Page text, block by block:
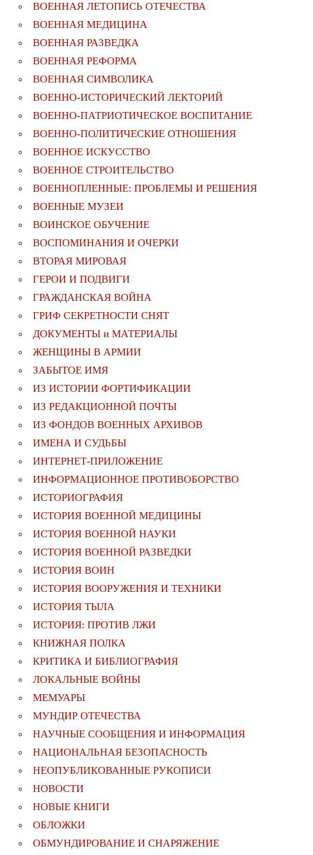
ВОЕННАЯ ЛЕТОПИСЬ ОТЕЧЕСТВА
ВОЕННАЯ МЕДИЦИНА
ВОЕННАЯ РАЗВЕДКА
ВОЕННАЯ РЕФОРМА
ВОЕННАЯ СИМВОЛИКА
ВОЕННО-ИСТОРИЧЕСКИЙ ЛЕКТОРИЙ
ВОЕННО-ПАТРИОТИЧЕСКОЕ ВОСПИТАНИЕ
ВОЕННО-ПОЛИТИЧЕСКИE ОТНОШЕНИЯ
ВОЕННОЕ ИСКУССТВО
ВОЕННОЕ СТРОИТЕЛЬСТВО
ВОЕННОПЛЕННЫЕ: ПРОБЛЕМЫ И РЕШЕНИЯ
ВОЕННЫЕ МУЗЕИ
ВОИНСКОЕ ОБУЧЕНИЕ
ВОСПОМИНАНИЯ И ОЧЕРКИ
ВТОРАЯ МИРОВАЯ
ГЕРОИ И ПОДВИГИ
ГРАЖДАНСКАЯ ВОЙНА
ГРИФ СЕКРЕТНОСТИ СНЯТ
ДОКУМЕНТЫ и МАТЕРИАЛЫ
ЖЕНЩИНЫ В АРМИИ
ЗАБЫТОЕ ИМЯ
ИЗ ИСТОРИИ ФОРТИФИКАЦИИ
ИЗ РЕДАКЦИОННОЙ ПОЧТЫ
ИЗ ФОНДОВ ВОЕННЫХ АРХИВОВ
ИМЕНА И СУДЬБЫ
ИНТЕРНЕТ-ПРИЛОЖЕНИЕ
ИНФОРМАЦИОННОЕ ПРОТИВОБОРСТВО
ИСТОРИОГРАФИЯ
ИСТОРИЯ ВОЕННОЙ МЕДИЦИНЫ
ИСТОРИЯ ВОЕННОЙ НАУКИ
ИСТОРИЯ ВОЕННОЙ РАЗВЕДКИ
ИСТОРИЯ ВОИН
ИСТОРИЯ ВООРУЖЕНИЯ И ТЕХНИКИ
ИСТОРИЯ ТЫЛА
ИСТОРИЯ: ПРОТИВ ЛЖИ
КНИЖНАЯ ПОЛКА
КРИТИКА И БИБЛИОГРАФИЯ
ЛОКАЛЬНЫЕ ВОЙНЫ
МЕМУАРЫ
МУНДИР ОТЕЧЕСТВА
НАУЧНЫЕ СООБЩЕНИЯ И ИНФОРМАЦИЯ
НАЦИОНАЛЬНАЯ БЕЗОПАСНОСТЬ
НЕОПУБЛИКОВАННЫЕ РУКОПИСИ
НОВОСТИ
НОВЫЕ КНИГИ
ОБЛОЖКИ
ОБМУНДИРОВАНИЕ И СНАРЯЖЕНИЕ